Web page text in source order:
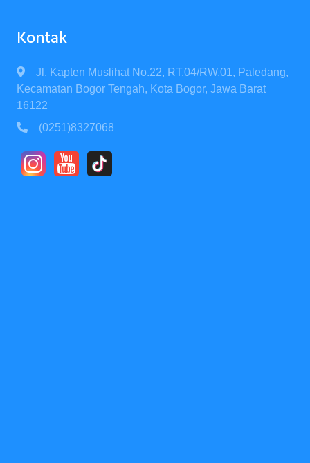
Kontak
Jl. Kapten Muslihat No.22, RT.04/RW.01, Paledang,
Kecamatan Bogor Tengah, Kota Bogor, Jawa Barat
16122
(0251)8327068